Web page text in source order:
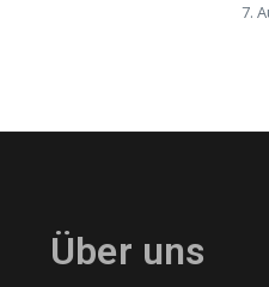
7.
Über uns